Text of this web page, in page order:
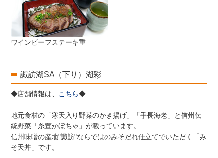
ワインビーフステーキ重
諏訪湖SA（下り）湖彩
◆店舗情報は、 こちら◆
地元食材の「寒天入り野菜のかき揚げ」「手長海老」と信州伝
統野菜「糸萱かぼちゃ」が載っています。
信州味噌の産地"諏訪"ならではのみそだれ仕立てでいただく「み
そ天丼」です。